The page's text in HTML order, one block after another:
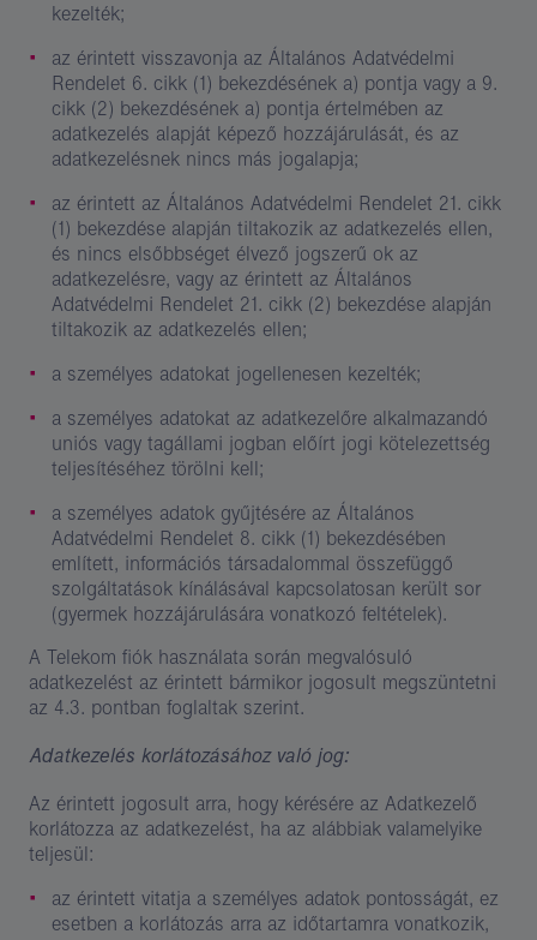
kezelték;
az érintett visszavonja az Általános Adatvédelmi
Rendelet 6. cikk (1) bekezdésének a) pontja vagy a 9.
cikk (2) bekezdésének a) pontja értelmében az
adatkezelés alapját képező hozzájárulását, és az
adatkezelésnek nincs más jogalapja;
az érintett az Általános Adatvédelmi Rendelet 21. cikk
(1) bekezdése alapján tiltakozik az adatkezelés ellen,
és nincs elsőbbséget élvező jogszerű ok az
adatkezelésre, vagy az érintett az Általános
Adatvédelmi Rendelet 21. cikk (2) bekezdése alapján
tiltakozik az adatkezelés ellen;
a személyes adatokat jogellenesen kezelték;
a személyes adatokat az adatkezelőre alkalmazandó
uniós vagy tagállami jogban előírt jogi kötelezettség
teljesítéséhez törölni kell;
a személyes adatok gyűjtésére az Általános
Adatvédelmi Rendelet 8. cikk (1) bekezdésében
említett, információs társadalommal összefüggő
szolgáltatások kínálásával kapcsolatosan került sor
(gyermek hozzájárulására vonatkozó feltételek).
A Telekom fiók használata során megvalósuló
adatkezelést az érintett bármikor jogosult megszüntetni
az 4.3. pontban foglaltak szerint.
Adatkezelés korlátozásához való jog:
Az érintett jogosult arra, hogy kérésére az Adatkezelő
korlátozza az adatkezelést, ha az alábbiak valamelyike
teljesül:
az érintett vitatja a személyes adatok pontosságát, ez
esetben a korlátozás arra az időtartamra vonatkozik,